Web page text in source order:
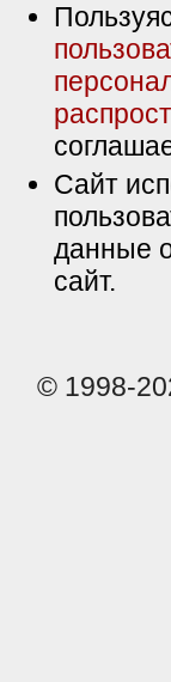
Сайт
данные
сайт.
© 1998-